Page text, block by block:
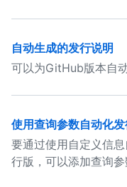
自动生成的发行说明
可以为GitHub版本自
使用查询参数自动化
要通过使用自定义信
行版，可以添加查询参